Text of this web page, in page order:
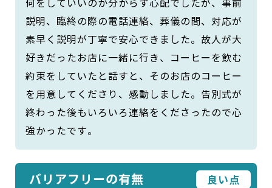
何をしていいのか分からず心配でしたが、事前
説明、臨終の際の電話連絡、葬儀の間、対応が
素早く説明が丁寧で安心できました。故人が大
好きだったお店に一緒に行き、コーヒーを飲む
約束をしていたと話すと、そのお店のコーヒー
を用意してくださり、感動しました。告別式が
終わった後もいろいろ連絡をくださったので心
強かったです。
バリアフリーの有無 良い点